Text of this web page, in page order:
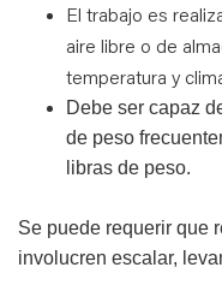
El trabajo es
aire libre o de
temperatura y
Debe ser capaz
de peso
libras de peso.
Se puede requerir que
involucren escalar,